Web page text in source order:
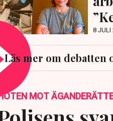
8 JULI
Läs mer om
MOT